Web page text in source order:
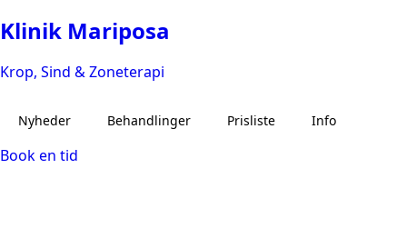
Klinik Mariposa
Krop, Sind & Zoneterapi
Nyheder Behandlinger Prisliste Info
Book en tid